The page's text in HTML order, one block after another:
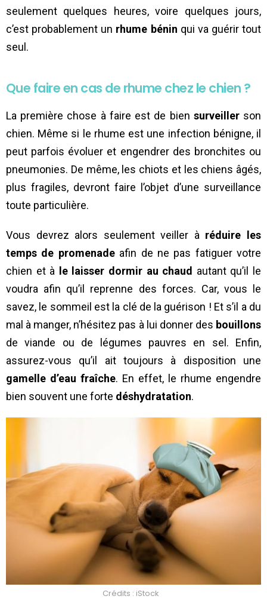
seulement quelques heures, voire quelques jours,
c’est probablement un rhume bénin qui va guérir tout
seul.
Que faire en cas de rhume chez le chien ?
La première chose à faire est de bien surveillerson
chien. Même si le rhume est une infection bénigne, il
peut parfois évoluer et engendrer des bronchites ou
pneumonies. De même, les chiots et les chiens âgés,
plus fragiles, devront faire l’objet d’une surveillance
toute particulière.
Vous devrez alors seulement veiller à réduire les
temps de promenadeafin de ne pas fatiguer votre
chien et à
le laisser dormir au chaud autant qu’il le
voudra afin qu’il reprenne des forces. Car, vous le
savez, le sommeil est la clé de la guérison ! Et s’il a du
mal à manger, n’hésitez pas à lui donner des bouillons
de viande ou de légumes pauvres en sel. Enfin,
assurez-vous qu’il ait toujours à disposition une
gamelle d’eau fraîche. En effet, le rhume engendre
bien souvent une forte déshydratation.
Crédits : iStock